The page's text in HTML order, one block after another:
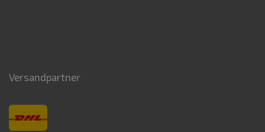
Versandpartner